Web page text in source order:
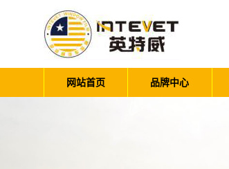
网站首页 品牌中心